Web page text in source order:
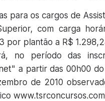
para os cargos de
com carga
plantão a R$
no período das
a partir das 00h00
de 2010